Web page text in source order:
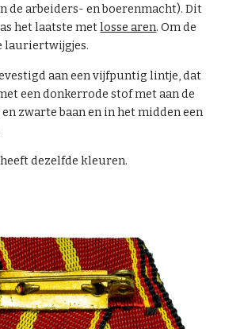
de arbeiders- en boerenmacht). Dit
het laatste metlosse aren. Om de
lauriertwijgjes.
aan een vijfpuntig lintje, dat
een donkerrode stof met aan de
zwarte baan en in het midden een
dezelfde kleuren.